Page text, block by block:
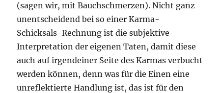
(sagen wir, mit Bauchschmerzen). Nicht ganz
unentscheidend bei so einer Karma-
Schicksals-Rechnung ist die subjektive
Interpretation der eigenen Taten, damit diese
auch auf irgendeiner Seite des Karmas verbucht
werden können, denn was für die Einen eine
unreflektierte Handlung ist, das ist für den